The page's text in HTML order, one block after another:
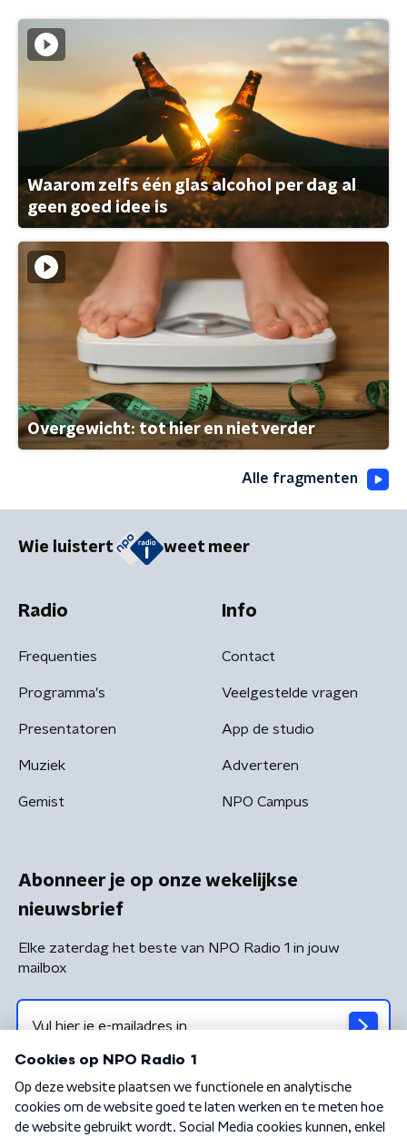
Waarom zelfs één glas alcohol per dag al
geen goed idee is
Overgewicht: tot hier en niet verder
Alle fragmenten
Wie luistert weet meer
Radio
Frequenties
Programma's
Presentatoren
Muziek
Gemist
Info
Contact
Veelgestelde vragen
App de studio
Adverteren
NPO Campus
Abonneer je op onze wekelijkse
nieuwsbrief
Elke zaterdag het beste van NPO Radio 1 in jouw
mailbox